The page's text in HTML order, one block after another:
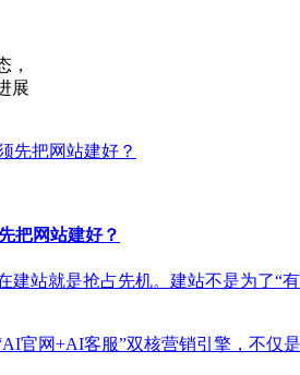
，
展
把网站建好？
建站就是抢占先机。建站不是为了“